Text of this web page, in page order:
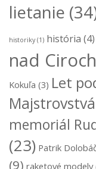
lietanie
historiky(1) história (4)
nad
Kokuľa (3) Let
memoriál
(23) Patrik
(9) raketové modely